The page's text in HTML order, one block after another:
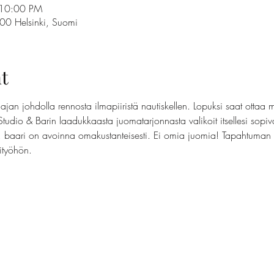
PM
Helsinki, Suomi
johdolla rennosta ilmapiiristä nautiskellen. Lopuksi saat ottaa
& Barin laadukkaasta juomatarjonnasta valikoit itsellesi
baari on avoinna omakustanteisesti. Ei omia juomia!